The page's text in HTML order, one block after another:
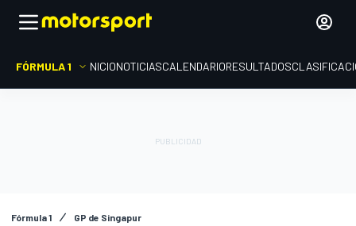
FÓRMULA 1 INICIONOTICIASCALENDARIORESULTADOS
Fórmula 1 GP de Singapur